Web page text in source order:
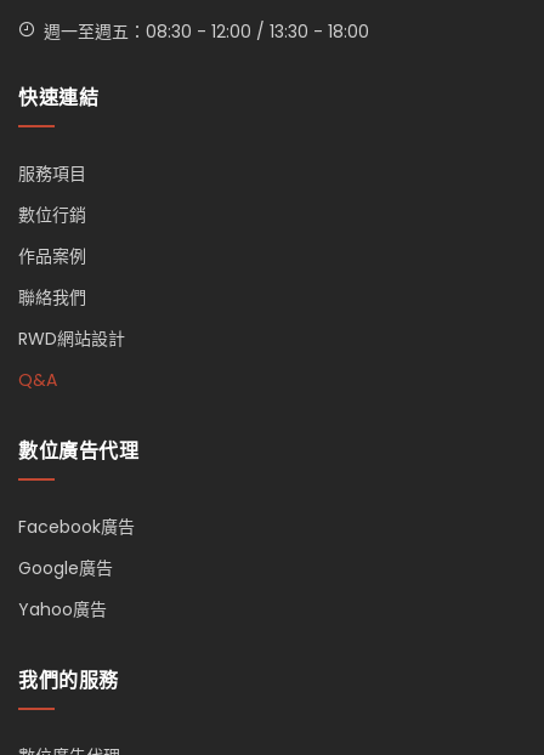
週一至週五：08:30 - 12:00 / 13:30 - 18:00
快速連結
服務項目
數位行銷
作品案例
聯絡我們
RWD網站設計
Q&A
數位廣告代理
Facebook廣告
Google廣告
Yahoo廣告
我們的服務